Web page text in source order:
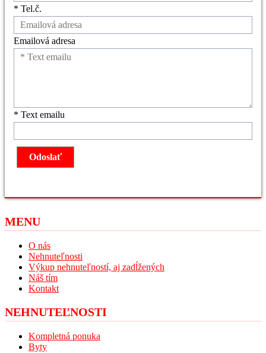
* Tel.č.
Emailová adresa
* Text emailu
MENU
O nás
Nehnuteľnosti
Výkup nehnuteľností, aj zadĺžených
Náš tím
Kontakt
NEHNUTEĽNOSTI
Kompletná ponuka
Byty